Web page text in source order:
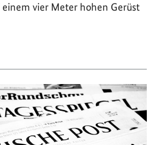
vier Meter hohen Gerüst